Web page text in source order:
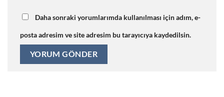
Daha sonraki yorumlarımda kullanılması için adım, e-
posta adresim ve site adresim bu tarayıcıya kaydedilsin.